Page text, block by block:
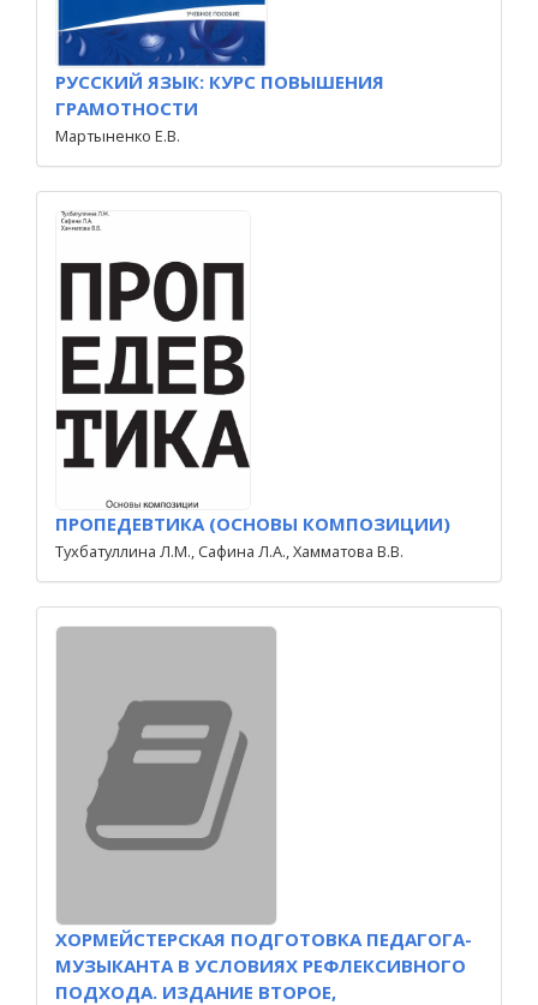
РУССКИЙ ЯЗЫК: КУРС ПОВЫШЕНИЯ
ГРАМОТНОСТИ
Мартыненко Е.В.
ПРОПЕДЕВТИКА (ОСНОВЫ КОМПОЗИЦИИ)
Тухбатуллина Л.М., Сафина Л.А., Хамматова В.В.
ХОРМЕЙСТЕРСКАЯ ПОДГОТОВКА ПЕДАГОГА-
МУЗЫКАНТА В УСЛОВИЯХ РЕФЛЕКСИВНОГО
ПОДХОДА. ИЗДАНИЕ ВТОРОЕ,